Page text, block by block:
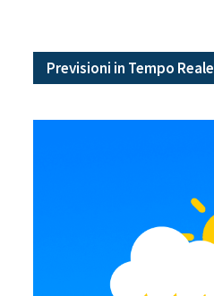
Previsioni in Tempo Reale